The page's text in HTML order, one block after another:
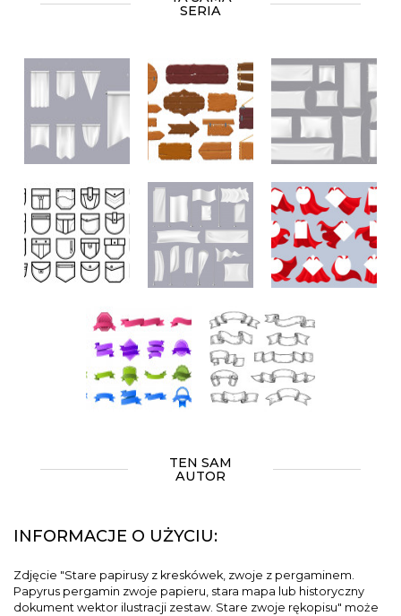
SERIA
TEN SAM
AUTOR
INFORMACJE O UŻYCIU:
Zdjęcie "Stare papirusy z kreskówek, zwoje z pergaminem.
Papyrus pergamin zwoje papieru, stara mapa lub historyczny
dokument wektor ilustracji zestaw. Stare zwoje rękopisu" może